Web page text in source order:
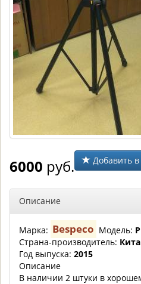
6000 руб. Добавить
Описание
Марка: Bespeco Модель:
Страна-производитель:
Год выпуска: 2015
Описание
В наличии 2 штуки в